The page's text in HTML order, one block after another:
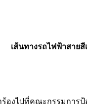
เส้นทางรถไฟฟ้าสาย
องไปที่คณะกรรมการ